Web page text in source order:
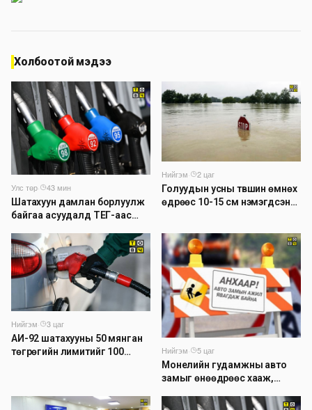
Холбоотой мэдээ
Улс төр·
43 мин
Шатахуун дамлан борлуулж
байгаа асуудалд ТЕГ-аас
шалгалтын ажиллагааг
эрчимжүүлж байна
Нийгэм·
2 цаг
Голуудын усны түвшин өмнөх
өдрөөс 10-15 см нэмэгдсэн
Нийгэм·
3 цаг
АИ-92 шатахууны 50 мянган
төгрөгийн лимитийг 100
Нийгэм·
5 цаг
Монелийн гудамжны авто
замыг өнөөдрөөс хааж,